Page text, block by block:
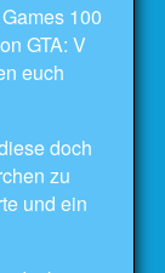
100
GTA: V
euch
doch
zu
und ein